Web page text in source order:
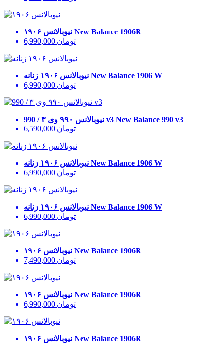
نیوبالانس ۱۹۰۶ New Balance 1906R
6,990,000 تومان
نیوبالانس ۱۹۰۶ زنانه New Balance 1906 W
6,990,000 تومان
نیوبالانس ۹۹۰ وی ۳ / 990 v3 New Balance 990 v3
6,590,000 تومان
نیوبالانس ۱۹۰۶ زنانه New Balance 1906 W
6,990,000 تومان
نیوبالانس ۱۹۰۶ زنانه New Balance 1906 W
6,990,000 تومان
نیوبالانس ۱۹۰۶ New Balance 1906R
7,490,000 تومان
نیوبالانس ۱۹۰۶ New Balance 1906R
6,990,000 تومان
نیوبالانس ۱۹۰۶ New Balance 1906R